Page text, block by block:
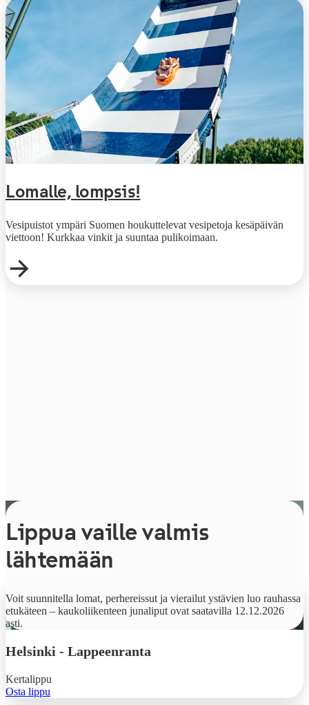
Lomalle, lompsis!
Vesipuistot ympäri Suomen houkuttelevat vesipetoja kesäpäivän
viettoon! Kurkkaa vinkit ja suuntaa pulikoimaan.
Lippua vaille valmis
lähtemään
Voit suunnitella lomat, perhereissut ja vierailut ystävien luo rauhassa
etukäteen – kaukoliikenteen junaliput ovat saatavilla 12.12.2026
asti.
Alkaen
9,90 €
Helsinki - Lappeenranta
Kertalippu
Osta lippu